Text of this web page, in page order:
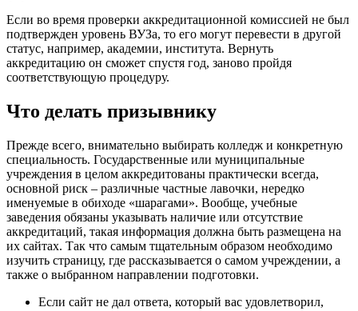
Если во время проверки аккредитационной комиссией не был
подтвержден уровень ВУЗа, то его могут перевести в другой
статус, например, академии, института. Вернуть
аккредитацию он сможет спустя год, заново пройдя
соответствующую процедуру.
Что делать призывнику
Прежде всего, внимательно выбирать колледж и конкретную
специальность. Государственные или муниципальные
учреждения в целом аккредитованы практически всегда,
основной риск – различные частные лавочки, нередко
именуемые в обиходе «шарагами». Вообще, учебные
заведения обязаны указывать наличие или отсутствие
аккредитаций, такая информация должна быть размещена на
их сайтах. Так что самым тщательным образом необходимо
изучить страницу, где рассказывается о самом учреждении, а
также о выбранном направлении подготовки.
Если сайт не дал ответа, который вас удовлетворил,